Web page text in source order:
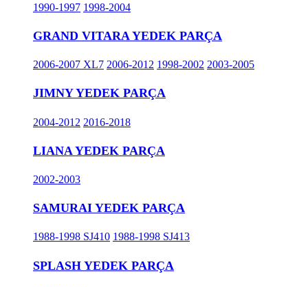
1990-1997 1998-2004
GRAND VITARA YEDEK PARÇA
2006-2007 XL7 2006-2012 1998-2002 2003-2005
JIMNY YEDEK PARÇA
2004-2012 2016-2018
LIANA YEDEK PARÇA
2002-2003
SAMURAI YEDEK PARÇA
1988-1998 SJ410 1988-1998 SJ413
SPLASH YEDEK PARÇA